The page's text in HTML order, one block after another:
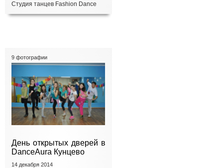
Студия танцев Fashion Dance
9 фотографии
День открытых дверей в
DanceAura Кунцево
14 декабря 2014